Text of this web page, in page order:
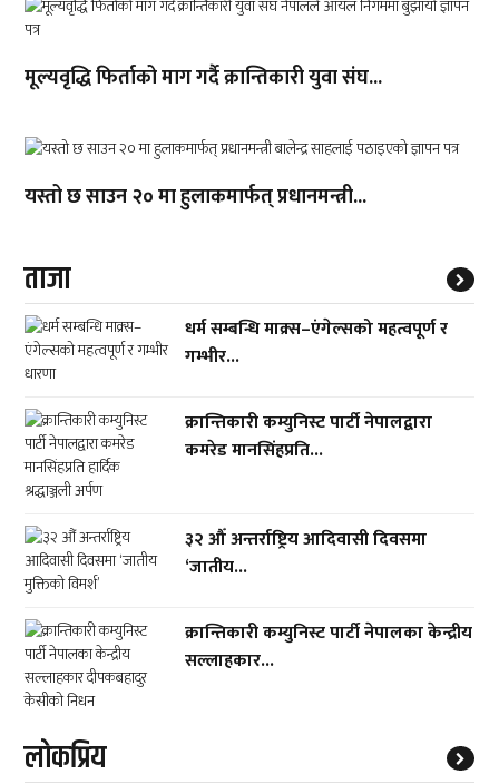
मूल्यवृद्धि फिर्ताको माग गर्दै क्रान्तिकारी युवा संघ...
यस्तो छ साउन २० मा हुलाकमार्फत् प्रधानमन्त्री...
ताजा
धर्म सम्बन्धि माक्र्स–एंगेल्सको महत्वपूर्ण र
गम्भीर...
क्रान्तिकारी कम्युनिस्ट पार्टी नेपालद्वारा
कमरेड मानसिंहप्रति...
३२ औँ अन्तर्राष्ट्रिय आदिवासी दिवसमा
‘जातीय...
क्रान्तिकारी कम्युनिस्ट पार्टी नेपालका केन्द्रीय
सल्लाहकार...
लाेकप्रिय